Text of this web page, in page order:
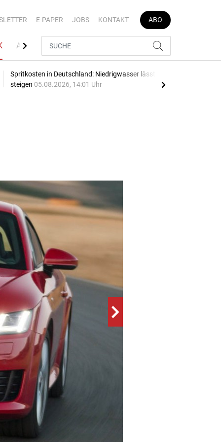
E-PAPER JOBS KONTAKT ABO
AUTOJOB
Spritkosten in Deutschland: Niedrigwasser lässt Preise
steigen 05.08.2026, 14:01 Uhr